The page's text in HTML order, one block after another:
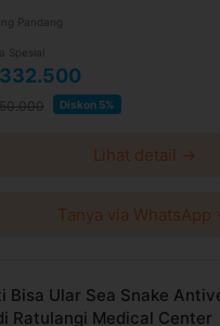
Pandang
Spesial
Diskon 5%
Lihat detail →
Tanya via WhatsApp
Bisa Ular Sea Snake
Ratulangi Medical Center